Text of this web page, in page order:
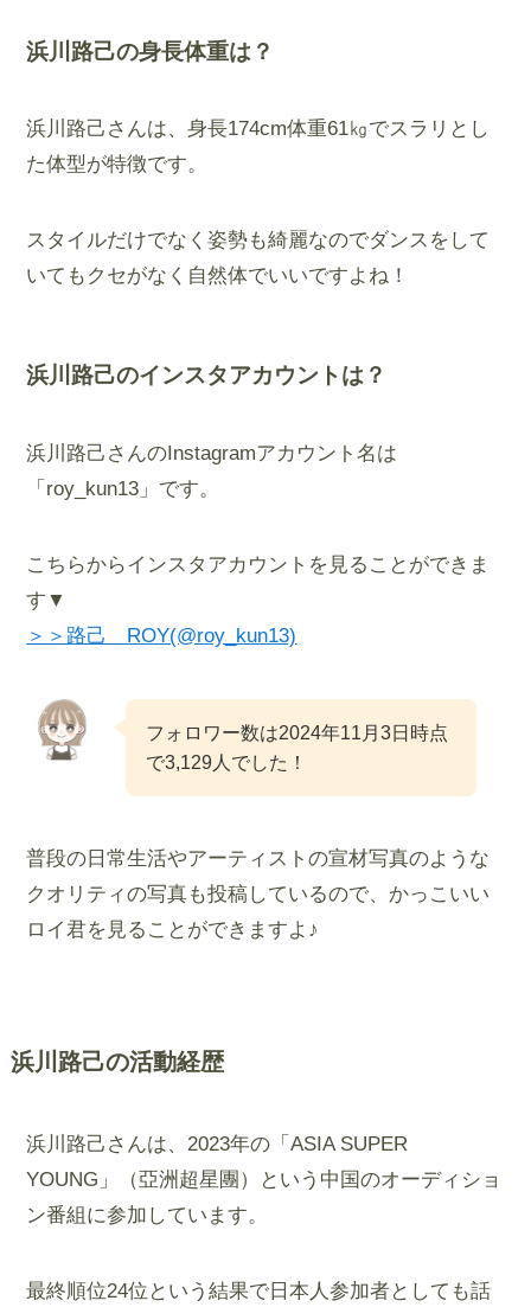
浜川路己の身長体重は？
浜川路己さんは、身長174cm体重61㎏でスラリとし
た体型が特徴です。
スタイルだけでなく姿勢も綺麗なのでダンスをして
いてもクセがなく自然体でいいですよね！
浜川路己のインスタアカウントは？
浜川路己さんのInstagramアカウント名は
「roy_kun13」です。
こちらからインスタアカウントを見ることができま
す▼
＞＞路己 ROY(@roy_kun13)
フォロワー数は2024年11月3日時点
で3,129人でした！
普段の日常生活やアーティストの宣材写真のような
クオリティの写真も投稿しているので、かっこいい
ロイ君を見ることができますよ♪
浜川路己の活動経歴
浜川路己さんは、2023年の「ASIA SUPER
YOUNG」（亞洲超星團）という中国のオーディショ
ン番組に参加しています。
最終順位24位という結果で日本人参加者としても話